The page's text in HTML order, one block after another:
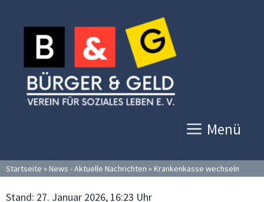
Inhalt
springen
Menü
Startseite » News - Aktuelle Nachrichten » Krankenkasse wechseln
Stand: 27. Januar 2026, 16:23 Uhr